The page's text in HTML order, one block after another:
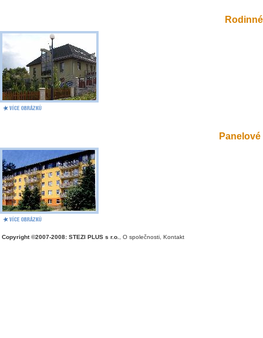
Panelové
Copyright ©2007-2008: STEZI PLUS s r.o. O společnosti Kontakt